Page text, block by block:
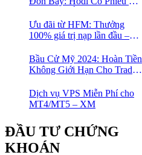
Nhuận Đều Đều | cổ phiếu
CFD
Ưu đãi từ HFM: Thưởng
100% giá trị nạp lần đầu –
Thị Trường Ngay!
Bầu Cử Mỹ 2024: Hoàn Tiền
Không Giới Hạn Cho Trader
Dịch vụ VPS Miễn Phí cho
MT4/MT5 – XM
ĐẦU TƯ CHỨNG
KHOÁN